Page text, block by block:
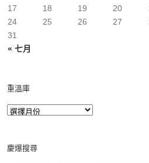
« 七月
17
18 19 20
24
25 26 27
31
重溫庫
慶爆搜尋